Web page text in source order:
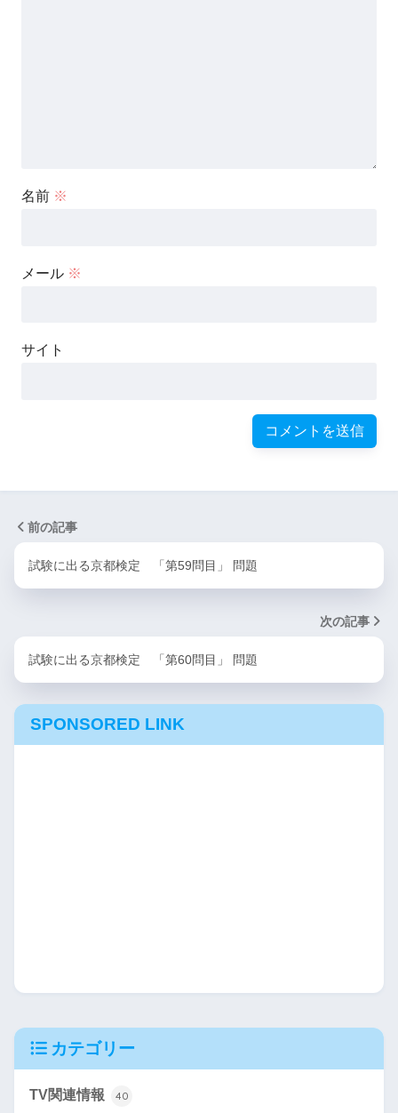
名前 ※
メール ※
サイト
前の記事
試験に出る京都検定 「第59問目」 問題
次の記事
試験に出る京都検定 「第60問目」 問題
SPONSORED LINK
カテゴリー
TV関連情報 40